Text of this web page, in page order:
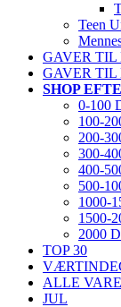
Teen
GAVER TIL
GAVER TIL
SHOP
0-100
100-
200-
300-
400-
500-
1000-
1500-
2000
TOP 30
ALLE
JUL